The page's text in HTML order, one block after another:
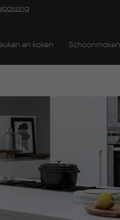
en koken Schoonmaken